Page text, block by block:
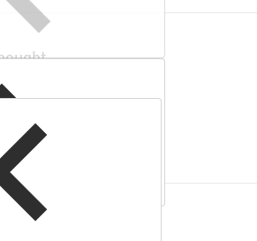
products